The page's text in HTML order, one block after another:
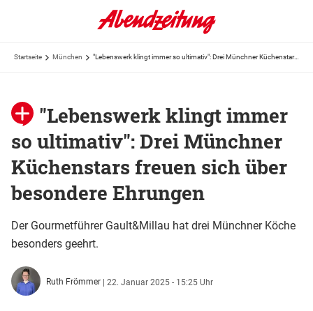
Startseite München "Lebenswerk klingt immer so ultimativ": Drei Münchner Küchenstars freuen sich über besondere Ehrungen
"Lebenswerk klingt immer
so ultimativ": Drei Münchner
Küchenstars freuen sich über
besondere Ehrungen
Der Gourmetführer Gault&Millau hat drei Münchner Köche
besonders geehrt.
Ruth Frömmer | 22. Januar 2025 - 15:25 Uhr